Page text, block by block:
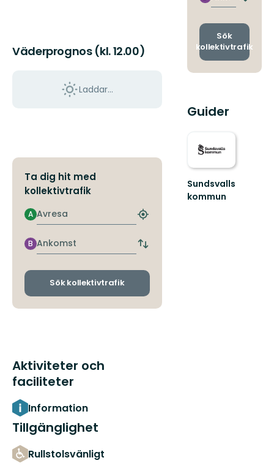
Väderprognos (kl. 12.00)
Laddar...
Ta dig hit med
kollektivtrafik
Avresa
A
Hitta
hållplats
Ankomst
B
Byt
och
Sök kollektivtrafik
Aktiviteter och
faciliteter
Information
Tillgänglighet
Rullstolsvänligt
och
Sök
kollektivtrafik
Guider
Sundsvalls
kommun